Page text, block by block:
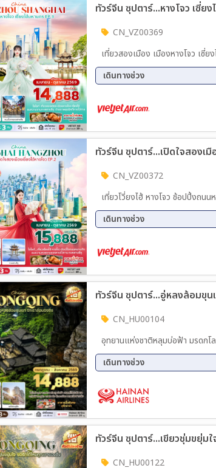
ทัวร์จีน ซุปตาร์...หางโจว เซี่ย
CN_VZ00369
เที่ยวสองเมือง เมืองหางโจว เซี่
เดินทางช่วง
20 ส.ค. 69 - 24 ส.ค. 69
10 ก.ย. 69 - 14 ก.ย. 69
13 ต.ค. 69 - 17 ต.ค. 69
ทัวร์จีน ซุปตาร์...เปิดใจสองเมื
CN_VZ00372
เที่ยวโวี่ยงไฮ้ หางโจว ช้อปปิ้งถน
เดินทางช่วง
19 ส.ค. 69 - 23 ส.ค. 69
09 ก.ย. 69 - 13 ก.ย. 69
14 ต.ค. 69 - 18 ต.ค. 69
CN_HU00104
อุทยานแห่งชาติหลุมบ่อฟ้า มรดกโ
เดินทางช่วง
10 ส.ค. 69 - 13 ส.ค. 69
16 ส.ค. 69 - 19 ส.ค. 69
19 ส.ค. 69 - 22 ส.ค. 69
CN_HU00122